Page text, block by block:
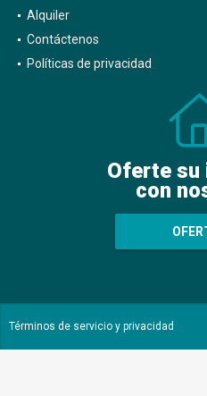
Alquiler
Contáctenos
Políticas de privacidad
Oferte su
con
Términos de servicio y privacidad